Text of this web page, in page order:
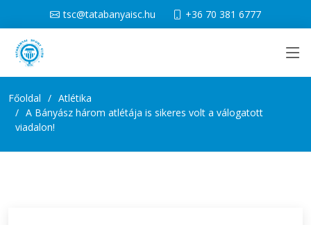
tsc@tatabanyaisc.hu +36 70 381 6777
Főoldal
Atlétika
A Bányász három atlétája is sikeres volt a válogatott
viadalon!